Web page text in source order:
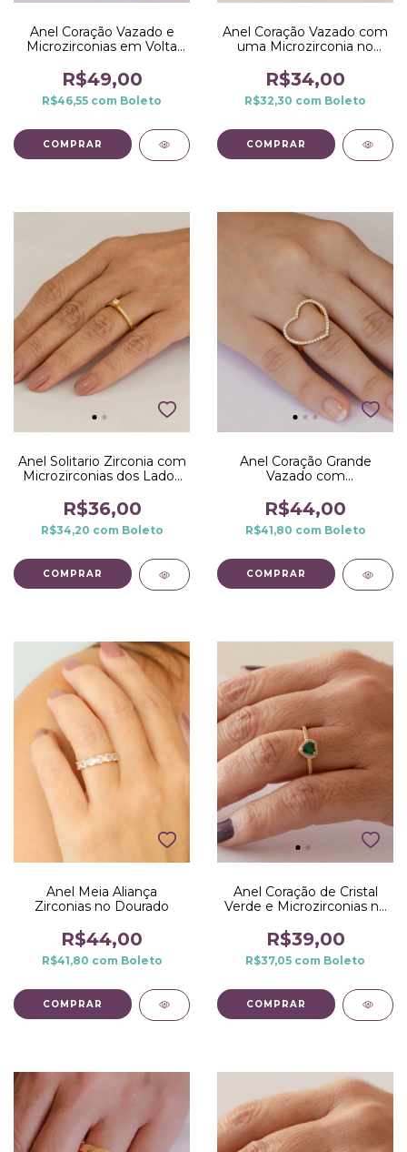
Anel Coração Vazado e
Microzirconias em Volta
R$49,00
R$46,55 com Boleto
COMPRAR
Anel Coração Vazado com
uma Microzirconia no
R$34,00
R$32,30 com Boleto
COMPRAR
Anel Solitario Zirconia com
Microzirconias dos Lados
R$36,00
R$34,20 com Boleto
COMPRAR
Anel Coração Grande
Vazado com
no Dourado
R$44,00
R$41,80 com Boleto
COMPRAR
Anel Meia Aliança
Zirconias no Dourado
R$44,00
R$41,80 com Boleto
COMPRAR
Anel Coração de Cristal
Verde e Microzirconias no
R$39,00
R$37,05 com Boleto
COMPRAR